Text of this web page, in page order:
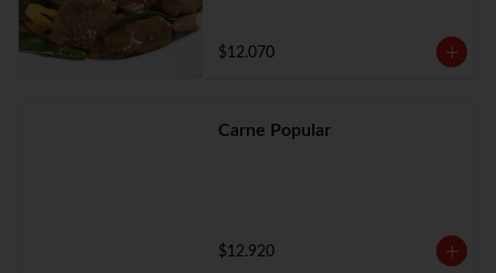
$12.070
Carne Popular
$12.920